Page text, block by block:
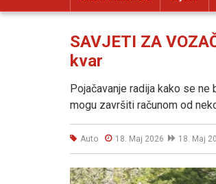
SAVJETI ZA
kvar
Pojačavanje radija kako se
mogu završiti računom od
Auto 18. Maj 2026 18. Maj